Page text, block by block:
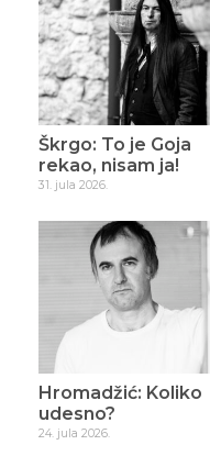
Škrgo: To je Goja
rekao, nisam ja!
31. jula 2026.
Hromadžić: Koliko
udesno?
24. jula 2026.